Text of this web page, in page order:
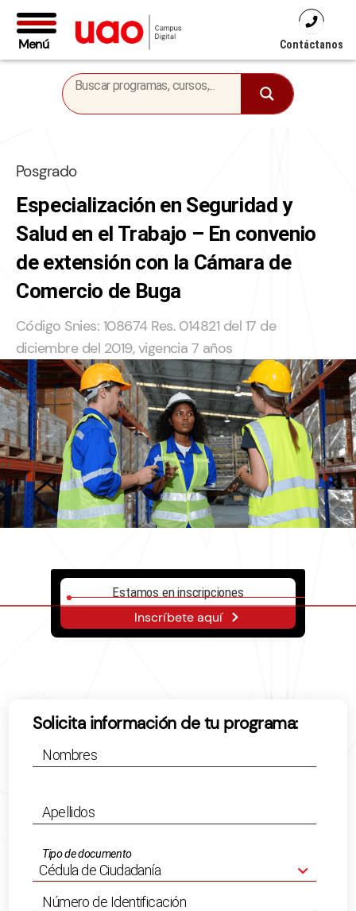
Menú Contáctanos
Posgrado
Especialización en Seguridad y
Salud en el Trabajo – En convenio
de extensión con la Cámara de
Comercio de Buga
Código Snies: 108674 Res. 014821 del 17 de
diciembre del 2019, vigencia 7 años
Estamos en inscripciones
Inscríbete aquí
Solicita información de tu programa:
Nombres
Apellidos
Tipo de documento
Número de Identificación